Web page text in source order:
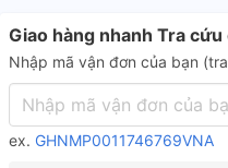
Giao hàng nhanh Tra
Nhập mã vận đơn của bạn
ex. GHNMP0011746769VNA